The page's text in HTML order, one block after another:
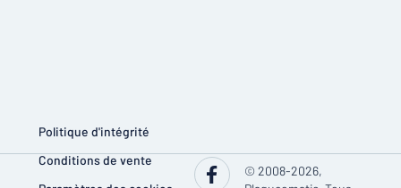
Politique d'intégrité
Conditions de vente
© 2008-2026,